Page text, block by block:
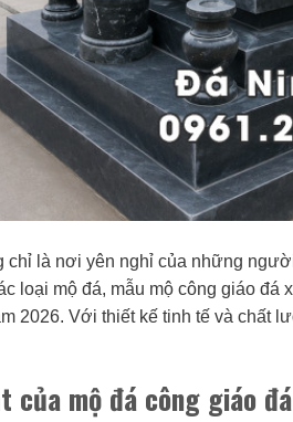
chỉ là nơi yên nghỉ của những
loại mộ đá, mẫu mộ công giáo
2026. Với thiết kế tinh tế và chất
của mộ đá công giáo